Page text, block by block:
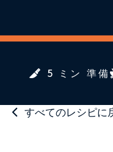
5 ミン 準備
すべてのレシピに